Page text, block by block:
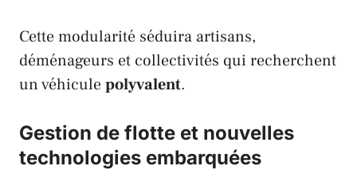
Cette modularité séduira artisans,
déménageurs et collectivités qui recherchent
un véhiculepolyvalent.
Gestion de flotte et nouvelles
technologies embarquées